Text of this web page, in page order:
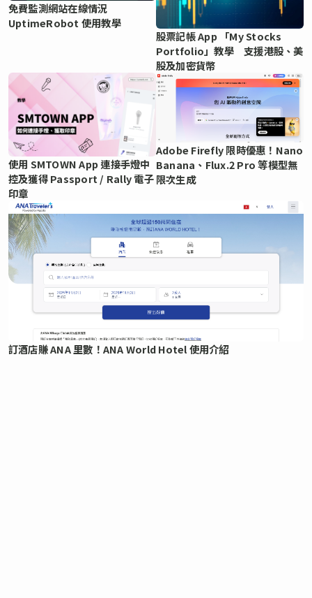
免費監測網站在線情況
UptimeRobot 使用教學
股票記帳 App 「My Stocks
Portfolio」教學 支援港股、美
股及加密貨幣
使用 SMTOWN App 連接手燈中
控及獲得 Passport / Rally 電子
印章
Adobe Firefly 限時優惠！Nano
Banana、Flux.2 Pro 等模型無
限次生成
訂酒店賺 ANA 里數！ANA World Hotel 使用介紹